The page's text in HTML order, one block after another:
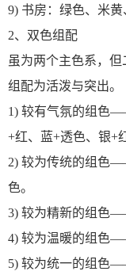
9) 书房：绿色、米黄
2、双色组配
虽为两个主色系，
组配为活泼与突出。
1) 较有气氛的组色
+红、蓝+透色、银+
2) 较为传统的组色
色。
3) 较为精新的组色
4) 较为温暖的组色
5) 较为统一的组色